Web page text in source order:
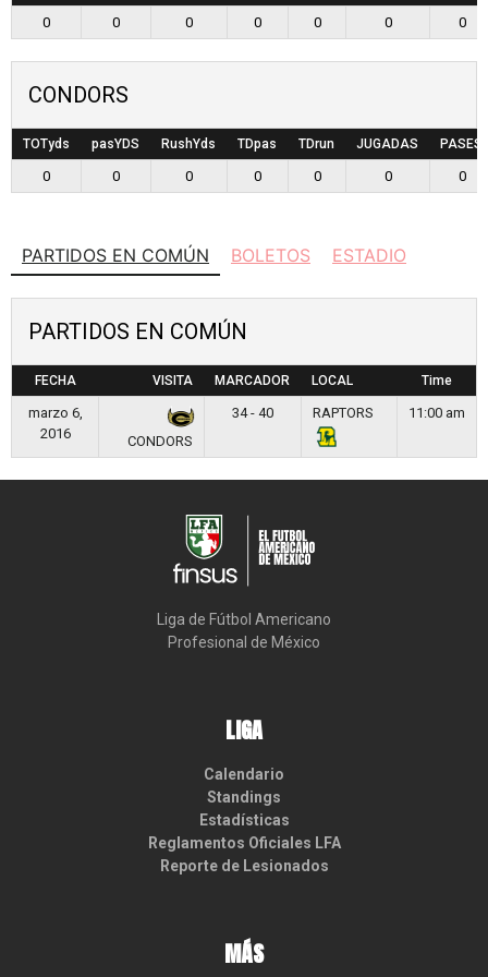
0 0 0 0 0 0 0
CONDORS
TOTyds pasYDS RushYds TDpas TDrun JUGADAS PASES
0 0 0 0 0 0 0
PARTIDOS EN COMÚN BOLETOS ESTADIO
PARTIDOS EN COMÚN
FECHA VISITA MARCADOR LOCAL Time
marzo 6,
2016
CONDORS
34 - 40 RAPTORS 11:00 am
Liga de Fútbol Americano
Profesional de México
LIGA
Calendario
Standings
Estadísticas
Reglamentos Oficiales LFA
Reporte de Lesionados
MÁS